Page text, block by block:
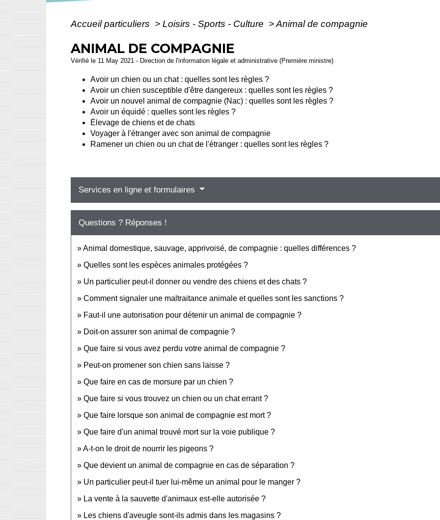
Accueil particuliers > Loisirs - Sports - Culture >Animal de compagnie
ANIMAL DE COMPAGNIE
Vérifié le 11 May 2021 - Direction de l'information légale et administrative (Première ministre)
Avoir un chien ou un chat : quelles sont les règles ?
Avoir un chien susceptible d'être dangereux : quelles sont les règles ?
Avoir un nouvel animal de compagnie (Nac) : quelles sont les règles ?
Avoir un équidé : quelles sont les règles ?
Élevage de chiens et de chats
Voyager à l'étranger avec son animal de compagnie
Ramener un chien ou un chat de l'étranger : quelles sont les règles ?
Services en ligne et formulaires
Questions ? Réponses !
Animal domestique, sauvage, apprivoisé, de compagnie : quelles différences ?
Quelles sont les espèces animales protégées ?
Un particulier peut-il donner ou vendre des chiens et des chats ?
Comment signaler une maltraitance animale et quelles sont les sanctions ?
Faut-il une autorisation pour détenir un animal de compagnie ?
Doit-on assurer son animal de compagnie ?
Que faire si vous avez perdu votre animal de compagnie ?
Peut-on promener son chien sans laisse ?
Que faire en cas de morsure par un chien ?
Que faire si vous trouvez un chien ou un chat errant ?
Que faire lorsque son animal de compagnie est mort ?
Que faire d'un animal trouvé mort sur la voie publique ?
A-t-on le droit de nourrir les pigeons ?
Que devient un animal de compagnie en cas de séparation ?
Un particulier peut-il tuer lui-même un animal pour le manger ?
La vente à la sauvette d'animaux est-elle autorisée ?
Les chiens d'aveugle sont-ils admis dans les magasins ?